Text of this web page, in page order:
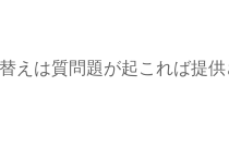
えは質問題が起これば提供